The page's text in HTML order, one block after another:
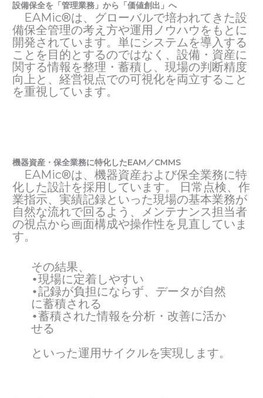
設備保全を「管理業務」から「価値創出」へ
EAMic®は、グローバルで培われてきた設
備保全管理の考え方や運用ノウハウをもとに
開発されています。単にシステムを導入する
ことを目的とするのではなく、設備・資産に
関する情報を整理・蓄積し、現場の判断精度
向上と、経営視点での可視化を両立すること
を重視しています。
機器資産・保全業務に特化したEAM／CMMS
EAMic®は、機器資産および保全業務に特
化した設計を採用しています。 日常点検、作
業指示、実績記録といった現場の基本業務が
自然な流れで回るよう、メンテナンス担当者
の視点から画面構成や操作性を見直していま
す。
その結果、
•現場に定着しやすい
•記録が負担にならず、データが自然
に蓄積される
•蓄積された情報を分析・改善に活か
せる
といった運用サイクルを実現します。